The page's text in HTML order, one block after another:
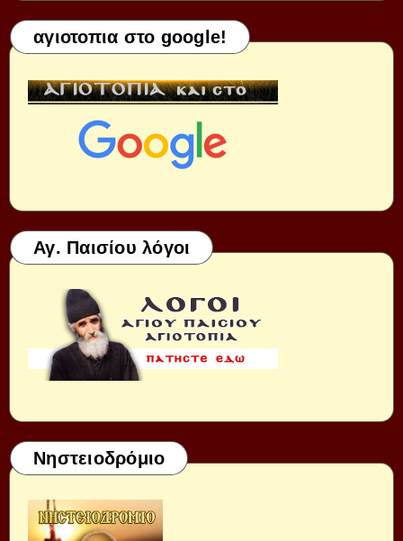
αγιοτοπια στο google!
Αγ. Παισίου λόγοι
Νηστειοδρόμιο